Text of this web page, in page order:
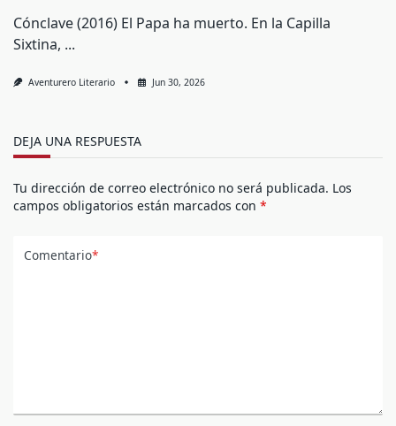
Cónclave (2016) El Papa ha muerto. En la Capilla
Sixtina, ...
Aventurero Literario Jun 30, 2026
DEJA UNA RESPUESTA
Tu dirección de correo electrónico no será publicada. Los
campos obligatorios están marcados con *
Comentario*